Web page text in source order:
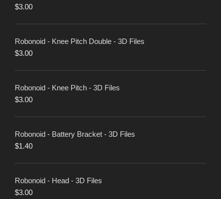
$3.00
Robonoid - Knee Pitch Double - 3D Files
$3.00
Robonoid - Knee Pitch - 3D Files
$3.00
Robonoid - Battery Bracket - 3D Files
$1.40
Robonoid - Head - 3D Files
$3.00